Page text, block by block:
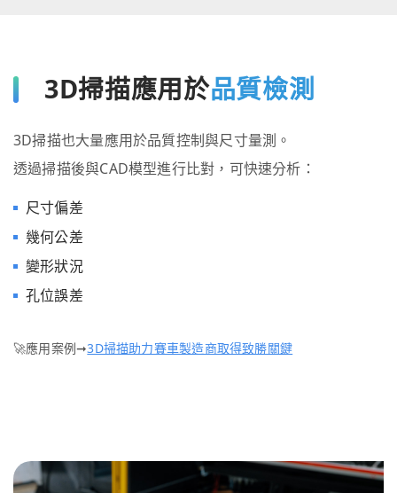
3D掃描應用於品質檢測
3D掃描也大量應用於品質控制與尺寸量測。
透過掃描後與CAD模型進行比對，可快速分析：
尺寸偏差
幾何公差
變形狀況
孔位誤差
🚀應用案例➞3D掃描助力賽車製造商取得致勝關鍵